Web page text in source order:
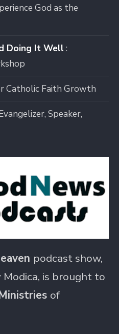
God as the
Doing It Well :
Catholic Faith Growth
Speaker,
podcast show,
is brought to
of